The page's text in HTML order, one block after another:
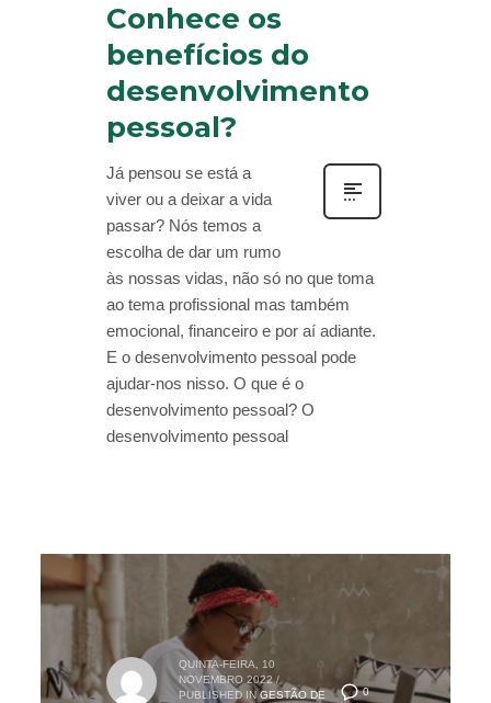
Conhece os
benefícios do
desenvolvimento
pessoal?
Já pensou se está a
viver ou a deixar a vida
passar? Nós temos a
escolha de dar um rumo
às nossas vidas, não só no que toma
ao tema profissional mas também
emocional, financeiro e por aí adiante.
E o desenvolvimento pessoal pode
ajudar-nos nisso. O que é o
desenvolvimento pessoal? O
desenvolvimento pessoal
0
QUINTA-FEIRA, 10
NOVEMBRO 2022 /
PUBLISHED IN GESTÃO DE